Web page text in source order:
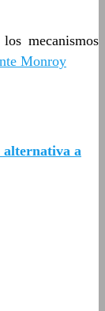
mecanismos
Monroy
a